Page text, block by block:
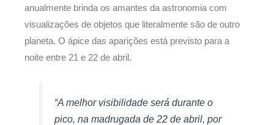
anualmente brinda os amantes da astronomia com
visualizações de objetos que literalmente são de outro
planeta. O ápice das aparições está previsto para a
noite entre 21 e 22 de abril.
“A melhor visibilidade será durante o
pico, na madrugada de 22 de abril, por